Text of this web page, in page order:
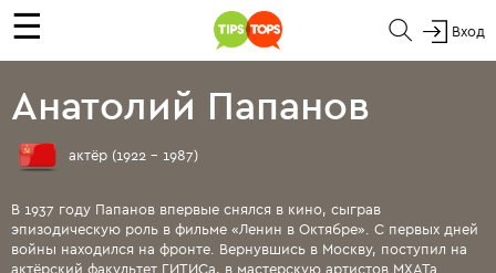
☰ Вход
Анатолий Папанов
актёр (1922 - 1987)
В 1937 году Папанов впервые снялся в кино, сыграв
эпизодическую роль в фильме «Ленин в Октябре». С первых дней
войны находился на фронте. Вернувшись в Москву, поступил на
актёрский факультет ГИТИСа, в мастерскую артистов МХАТа